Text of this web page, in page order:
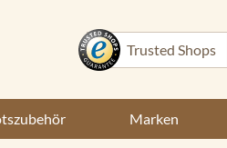
Trusted Shops
Marken